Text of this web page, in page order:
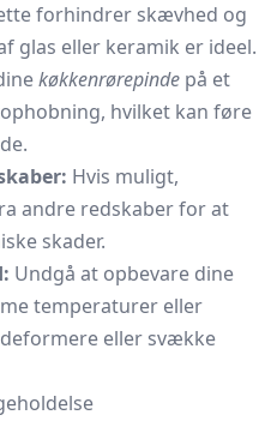
forhindrer skævhed og
glas eller keramik er ideel.
køkkenrørepinde på et
hvilket kan føre
Hvis muligt,
andre redskaber for at
skader.
Undgå at opbevare dine
temperaturer eller
eller svække